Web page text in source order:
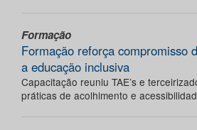
Formação
Formação reforça compromisso
a educação inclusiva
Capacitação reuniu TAE’s e
práticas de acolhimento e